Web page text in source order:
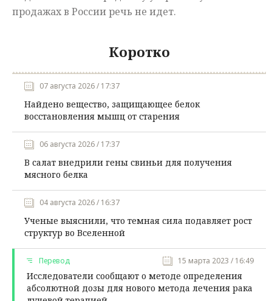
продажах в России речь не идет.
Коротко
07 августа 2026 / 17:37
Найдено вещество, защищающее белок
восстановления мышц от старения
06 августа 2026 / 17:37
В салат внедрили гены свиньи для получения
мясного белка
04 августа 2026 / 16:37
Ученые выяснили, что темная сила подавляет рост
структур во Вселенной
Перевод 15 марта 2023 / 16:49
Исследователи сообщают о методе определения
абсолютной дозы для нового метода лечения рака